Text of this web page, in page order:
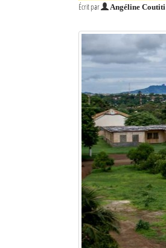
Diego Suarez Pratique
Les Petites Annonces
La Tribune de Diego en PDF
Écrit par Angéline Coutiti